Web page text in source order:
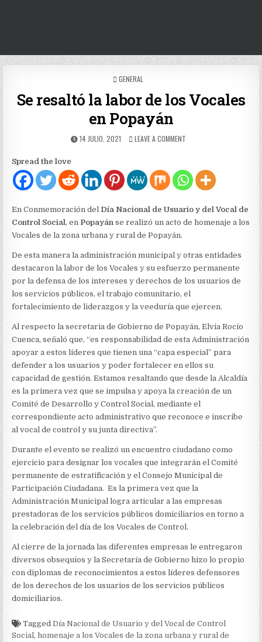
POSTED
GENERAL
Se resaltó la labor de los Vocales
en Popayán
PUBLISHED
14 JULIO, 2021 LEAVE A COMMENTON
LA
LABOR
DE
VOCALES
EN
POPAYÁN
Spread the love
En Conmemoración del Día Nacional de Usuario y del Vocal de
Control Social, en Popayán se realizó un acto de homenaje a los
Vocales de la zona urbana y rural de Popayán.
De esta manera la administración municipal y otras entidades
destacaron la labor de los Vocales y su esfuerzo permanente
por la defensa de los intereses y derechos de los usuarios de
los servicios públicos, el trabajo comunitario, el
fortalecimiento de liderazgos y la veeduría que ejercen.
Al respecto la secretaria de Gobierno de Popayán, Elvia Rocío
Cuenca, señaló que, “es responsabilidad de esta Administración
apoyar a estos líderes que tienen una “capa especial” para
defender a los usuarios y poder fortalecer en ellos su
capacidad de gestión. Estamos resaltando que desde la Alcaldía
es la primera vez que se impulsa y apoya la creación de un
Comité de Desarrollo y Control Social, mediante el
correspondiente acto administrativo que reconoce e inscribe
al vocal de control y su junta directiva”.
Durante el evento se realizó un encuentro ciudadano como
ejercicio para designar los vocales que integrarán el Comité
permanente de estratificación y el Consejo Municipal de
Participación Ciudadana. Es la primera vez que la
Administración Municipal logra articular a las empresas
prestadoras de los servicios públicos domiciliarios en torno a
la celebración del día de los Vocales de Control.
Al cierre de la jornada las diferentes empresas le entregaron
diversos obsequios y la Secretaría de Gobierno hizo lo propio
con diplomas de reconocimientos a estos líderes defensores
de los derechos de los usuarios de los servicios públicos
domiciliarios.
TaggedDía Nacional de Usuario y del Vocal de Control
Social,homenaje a los Vocales de la zona urbana y rural de